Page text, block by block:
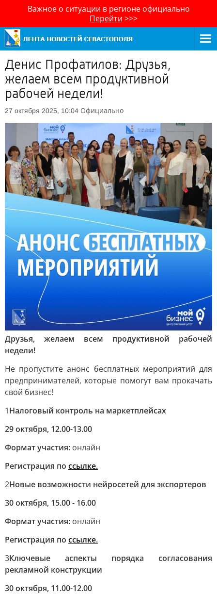
Важное о ситуации в регионе официально
Перейти >>>
Денис Профатилов: Друзья,
желаем всем продуктивной
рабочей недели!
27 октября 2025, 10:04 Официально
Друзья, желаем всем продуктивной рабочей
недели!
Не пропустите анонс бесплатных мероприятий для
предпринимателей, которые помогут вам прокачать
свой бизнес!
1Налоговый контроль на маркетплейсах
29 октября, 12.00-13.00
Формат участия: онлайн
Регистрация по ссылке.
2Новые возможности нейросетей для экспортеров
30 октября, 15.00 - 16.00
Формат участия: онлайн
Регистрация по ссылке.
3Ключевые аспекты порядка согласования
рекламной конструкции
30 октября, 11.00-12.00